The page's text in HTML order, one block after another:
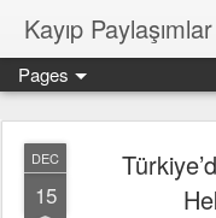
Kayıp
Pages
DEC
15